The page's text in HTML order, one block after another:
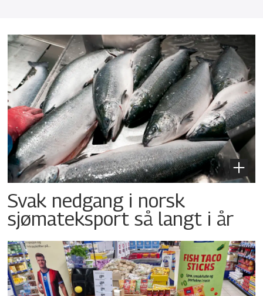
Svak nedgang i norsk
sjømateksport så langt i år